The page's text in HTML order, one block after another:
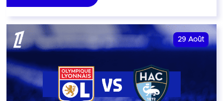
29 Août